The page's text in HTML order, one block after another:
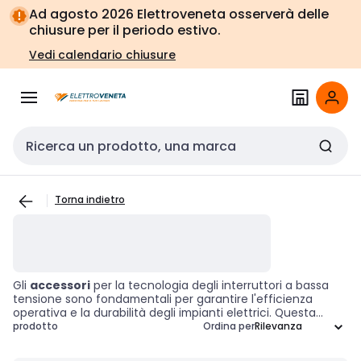
Vai alla
navigazione
Vai
alla
pagina
Ad agosto 2026 Elettroveneta osserverà delle
chiusure per il periodo estivo.
Vedi calendario chiusure
Cerca input
Torna indietro
Gli accessori per la tecnologia degli interruttori a bassa
tensione sono fondamentali per garantire l'efficienza
operativa e la durabilità degli impianti elettrici. Questa
selezione di componenti è progettata per supportare,
prodotto Ordina per